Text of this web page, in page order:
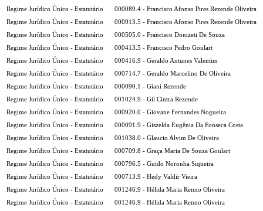
Regime Jurídico Único - Estatutário
000089.4 - Francisco Afonso Pires Rezende Oliveira
Regime Jurídico Único - Estatutário
000913.5 - Francisco Afonso Pires Rezende Oliveira
Regime Jurídico Único - Estatutário
000505.0 - Francisco Donizeti De Souza
Regime Jurídico Único - Estatutário
000413.5 - Francisco Pedro Goulart
Regime Jurídico Único - Estatutário
000416.9 - Geraldo Antunes Valentim
Regime Jurídico Único - Estatutário
000714.7 - Geraldo Marcelino De Oliveira
Regime Jurídico Único - Estatutário
000090.1 - Giani Rezende
Regime Jurídico Único - Estatutário
001024.9 - Gil Cintra Rezende
Regime Jurídico Único - Estatutário
000920.0 - Giovane Fernandes Nogueira
Regime Jurídico Único - Estatutário
000091.9 - Giszelda Eugênia Da Fonseca Costa
Regime Jurídico Único - Estatutário
001038.0 - Glaucio Alvim De Oliveira
Regime Jurídico Único - Estatutário
000709.8 - Graça Maria De Souza Goulart
Regime Jurídico Único - Estatutário
000796.5 - Guido Noronha Siqueira
Regime Jurídico Único - Estatutário
000713.9 - Hedy Valdir Vieira
Regime Jurídico Único - Estatutário
001246.9 - Hélida Maria Renno Oliveira
Regime Jurídico Único - Estatutário
001246.9 - Hélida Maria Renno Oliveira